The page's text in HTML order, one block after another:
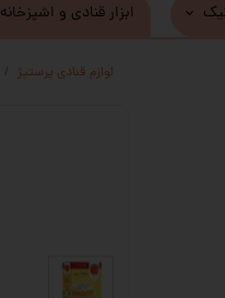
ابزار قنادی و اشپزخانه
لوازم قنادی پرستیژ